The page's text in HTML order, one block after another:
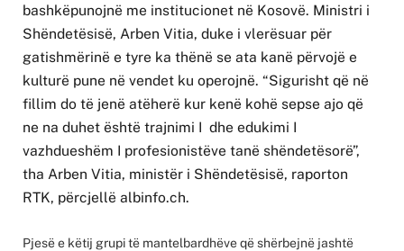
bashkëpunojnë me institucionet në Kosovë. Ministri i
Shëndetësisë, Arben Vitia, duke i vlerësuar për
gatishmërinë e tyre ka thënë se ata kanë përvojë e
kulturë pune në vendet ku operojnë. “Sigurisht që në
fillim do të jenë atëherë kur kenë kohë sepse ajo që
ne na duhet është trajnimi I dhe edukimi I
vazhdueshëm I profesionistëve tanë shëndetësorë”,
tha Arben Vitia, ministër i Shëndetësisë, raporton
RTK, përcjellë albinfo.ch.
Pjesë e këtij grupi të mantelbardhëve që shërbejnë jashtë